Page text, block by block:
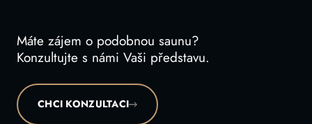
Máte zájem o podobnou saunu?
Konzultujte s námi Vaši představu.
CHCI KONZULTACI